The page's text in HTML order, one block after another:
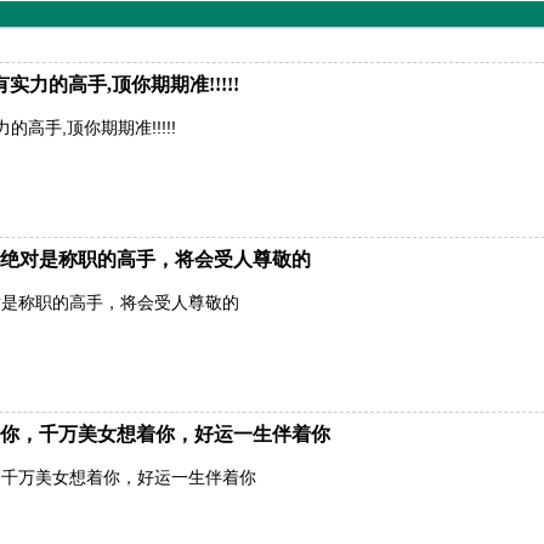
实力的高手,顶你期期准!!!!!
的高手,顶你期期准!!!!!
对是称职的高手，将会受人尊敬的
称职的高手，将会受人尊敬的
，千万美女想着你，好运一生伴着你
万美女想着你，好运一生伴着你